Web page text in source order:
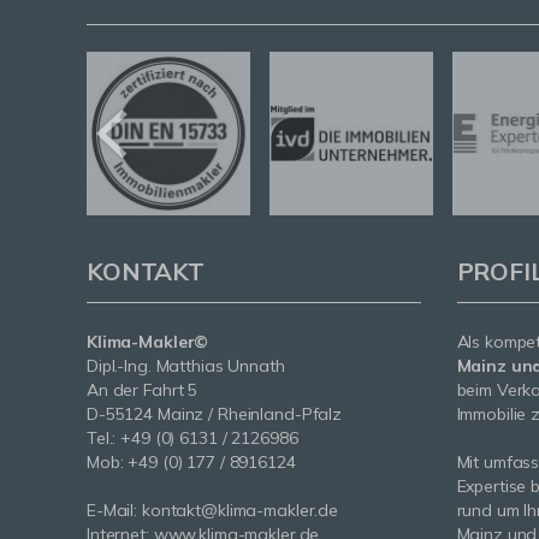
KONTAKT
Klima-Makler©
Dipl.-Ing. Matthias Unnath
An der Fahrt 5
D-55124 Mainz / Rheinland-Pfalz
Tel.: +49 (0) 6131 / 2126986
Mob: +49 (0) 177 / 8916124
E-Mail: kontakt@klima-makler.de
Internet: www.klima-makler.de
Als
Mainz
beim
Immobilie
Mit
Expertise
rund um
Mainz